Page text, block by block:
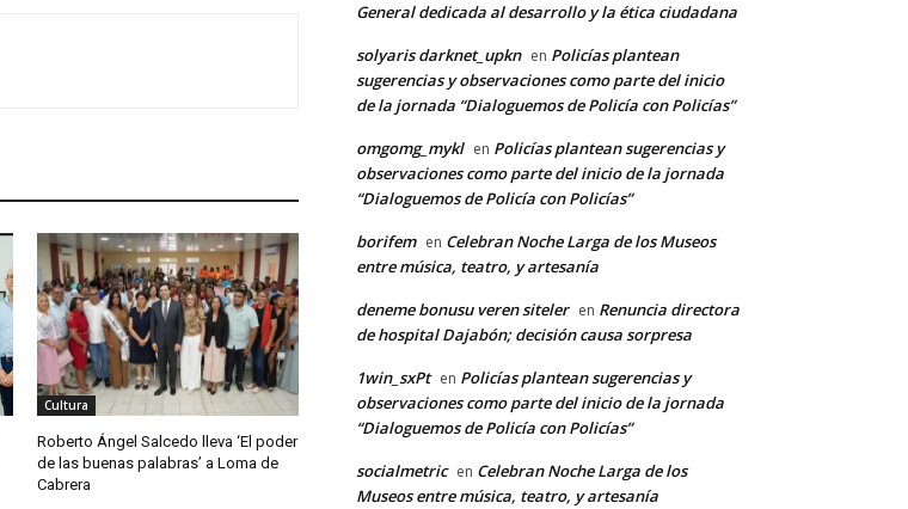
Cultura
Roberto Ángel Salcedo lleva ‘El poder
de las buenas palabras’ a Loma de
Cabrera
General dedicada al desarrollo y la ética ciudadana
solyaris darknet_upkn en Policías plantean
sugerencias y observaciones como parte del inicio
de la jornada “Dialoguemos de Policía con Policías”
omgomg_mykl en Policías plantean sugerencias y
observaciones como parte del inicio de la jornada
“Dialoguemos de Policía con Policías”
borifem en Celebran Noche Larga de los Museos
entre música, teatro, y artesanía
deneme bonusu veren siteler en Renuncia directora
de hospital Dajabón; decisión causa sorpresa
1win_sxPt en Policías plantean sugerencias y
observaciones como parte del inicio de la jornada
“Dialoguemos de Policía con Policías”
socialmetric en Celebran Noche Larga de los
Museos entre música, teatro, y artesanía